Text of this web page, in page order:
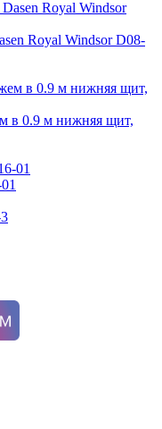
Royal Windsor D08-
в 0.9 м нижняя щит,